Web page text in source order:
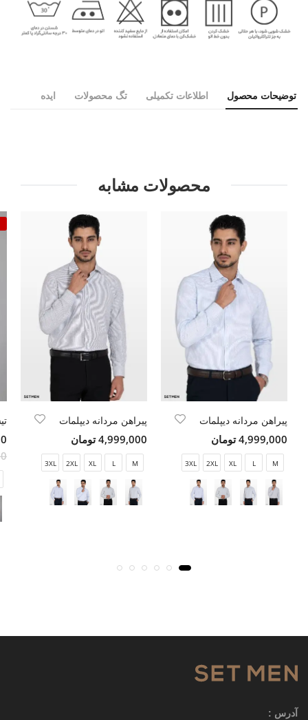
توضیحات محصول اطلاعات تکمیلی تگ محصولات ایده
محصولات مشابه
پیراهن مردانه دیپلمات
4,999,000 تومان
M
L
XL
2XL
3XL
پیراهن مردانه دیپلمات
4,999,000 تومان
M
L
XL
2XL
3XL
آدرس :